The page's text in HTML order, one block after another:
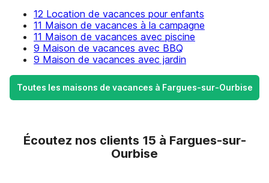
12 Location de vacances pour enfants
11 Maison de vacances à la campagne
11 Maison de vacances avec piscine
9 Maison de vacances avec BBQ
9 Maison de vacances avec jardin
Toutes les maisons de vacances à Fargues-sur-Ourbise
Écoutez nos clients 15 à Fargues-sur-
Ourbise